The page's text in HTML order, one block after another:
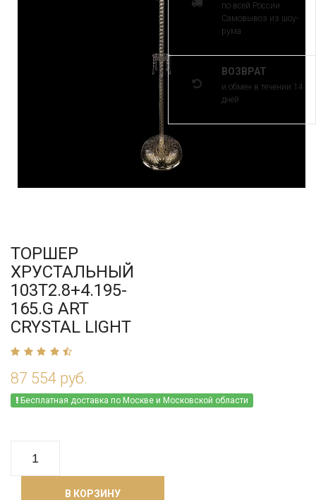
ТОРШЕР
ХРУСТАЛЬНЫЙ
103T2.8+4.195-
165.G ART
CRYSTAL LIGHT
87 554 руб.
Бесплатная доставка по Москве и Московской области
В КОРЗИНУ
по всей России.
Самовывоз из шоу-
рума
ВОЗВРАТ
и обмен в течении 14
дней